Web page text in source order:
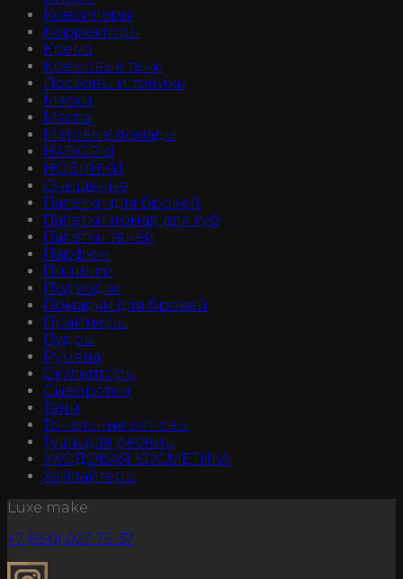
Консилеры
Корректоры
Крема
Кремовые тени
Лосьоны и тоники
Маски
Масла
Матовые помады
НАБОРЫ
НОВИНКИ
Очищение
Палетки для бровей
Палетки помад для губ
Палетки теней
Парфюм
Пилинги
Подводки
Помадки для бровей
Праймеры
Пудры
Румяна
Скульпторы
Сыворотки
Тени
Тональные основы
Тушь для ресниц
УХОДОВАЯ КОСМЕТИКА
Хайлайтеры
Luxe make
+7 (950) 027-75-37